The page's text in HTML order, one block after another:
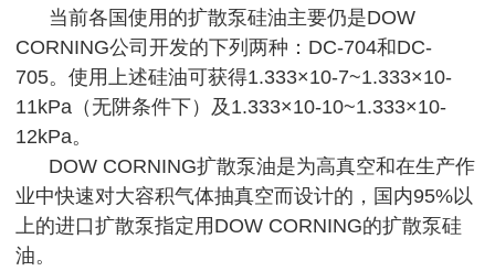
当前各国使用的扩散泵硅油主要仍是DOW
CORNING公司开发的下列两种：DC-704和DC-
705。使用上述硅油可获得1.333×10-7~1.333×10-
11kPa（无阱条件下）及1.333×10-10~1.333×10-
12kPa。
DOW CORNING扩散泵油是为高真空和在生产作
业中快速对大容积气体抽真空而设计的，国内95%以
上的进口扩散泵指定用DOW CORNING的扩散泵硅
油。